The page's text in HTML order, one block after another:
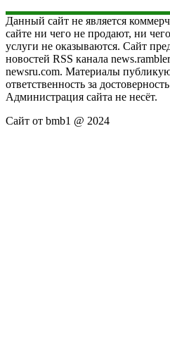
Данный сайт не является
сайте ни чего не продают, ни
услуги не оказываются. Сайт
новостей RSS канала
newsru.com. Материалы
ответственность за
Администрация сайта не несёт.
Сайт от bmb1 @ 2024